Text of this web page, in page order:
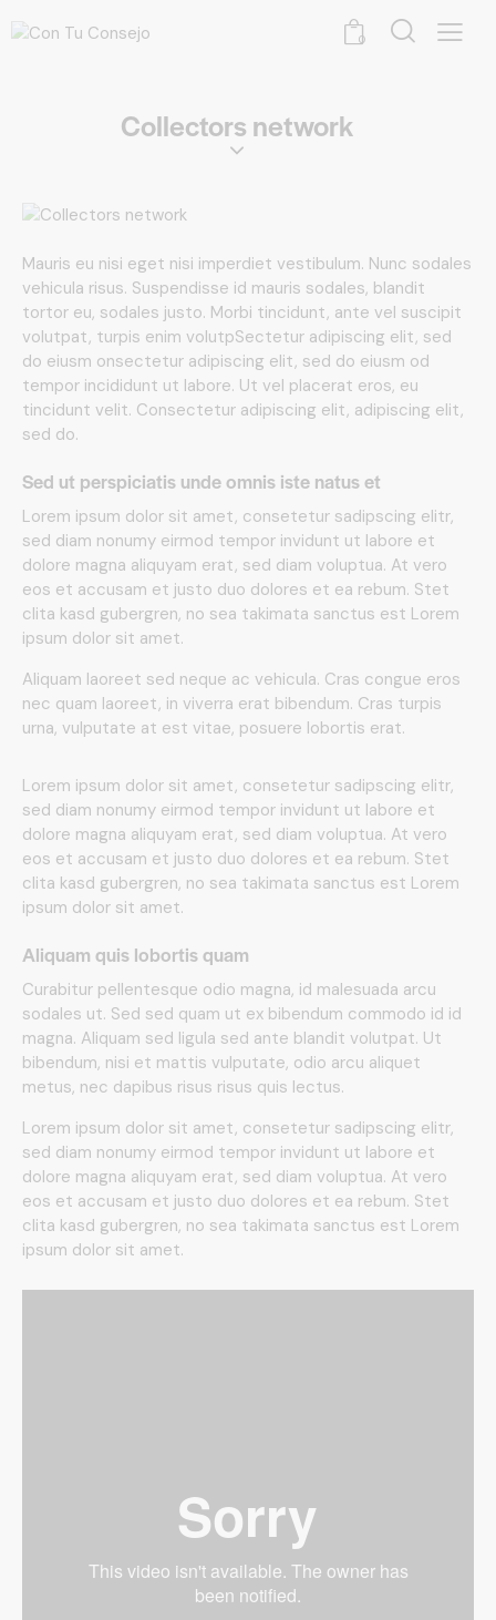
0
Collectors network
Mauris eu nisi eget nisi imperdiet vestibulum. Nunc sodales
vehicula risus. Suspendisse id mauris sodales, blandit
tortor eu, sodales justo. Morbi tincidunt, ante vel suscipit
volutpat, turpis enim volutpSectetur adipiscing elit, sed
do eiusm onsectetur adipiscing elit, sed do eiusm od
tempor incididunt ut labore. Ut vel placerat eros, eu
tincidunt velit. Consectetur adipiscing elit, adipiscing elit,
sed do.
Sed ut perspiciatis unde omnis iste natus et
Lorem ipsum dolor sit amet, consetetur sadipscing elitr,
sed diam nonumy eirmod tempor invidunt ut labore et
dolore magna aliquyam erat, sed diam voluptua. At vero
eos et accusam et justo duo dolores et ea rebum. Stet
clita kasd gubergren, no sea takimata sanctus est Lorem
ipsum dolor sit amet.
Aliquam laoreet sed neque ac vehicula. Cras congue eros
nec quam laoreet, in viverra erat bibendum. Cras turpis
urna, vulputate at est vitae, posuere lobortis erat.
Lorem ipsum dolor sit amet, consetetur sadipscing elitr,
sed diam nonumy eirmod tempor invidunt ut labore et
dolore magna aliquyam erat, sed diam voluptua. At vero
eos et accusam et justo duo dolores et ea rebum. Stet
clita kasd gubergren, no sea takimata sanctus est Lorem
ipsum dolor sit amet.
Aliquam quis lobortis quam
Curabitur pellentesque odio magna, id malesuada arcu
sodales ut. Sed sed quam ut ex bibendum commodo id id
magna. Aliquam sed ligula sed ante blandit volutpat. Ut
bibendum, nisi et mattis vulputate, odio arcu aliquet
metus, nec dapibus risus risus quis lectus.
Lorem ipsum dolor sit amet, consetetur sadipscing elitr,
sed diam nonumy eirmod tempor invidunt ut labore et
dolore magna aliquyam erat, sed diam voluptua. At vero
eos et accusam et justo duo dolores et ea rebum. Stet
clita kasd gubergren, no sea takimata sanctus est Lorem
ipsum dolor sit amet.